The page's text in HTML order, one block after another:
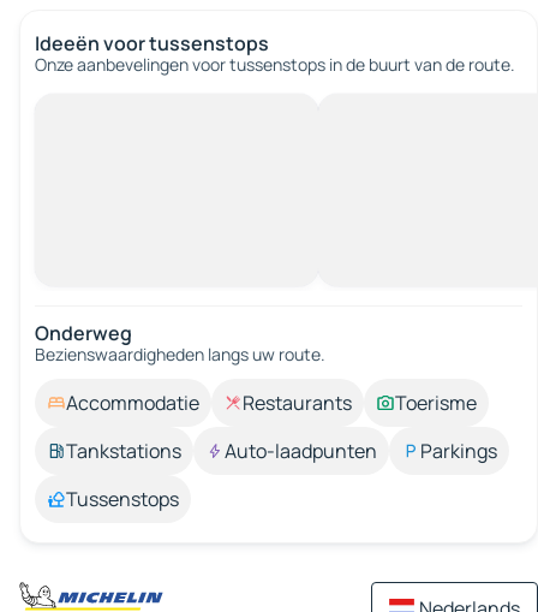
Ideeën voor tussenstops
Onze aanbevelingen voor tussenstops in de buurt van de route.
Onderweg
Bezienswaardigheden langs uw route.
Accommodatie Restaurants
Toerisme
Tankstations
Auto-laadpunten
Parkings
Tussenstops